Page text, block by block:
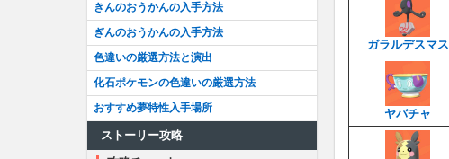
ガラルデスマス
ヤバチャ
きんのおうかんの入手方法
ぎんのおうかんの入手方法
色違いの厳選方法と演出
化石ポケモンの色違いの厳選方法
おすすめ夢特性入手場所
ストーリー攻略